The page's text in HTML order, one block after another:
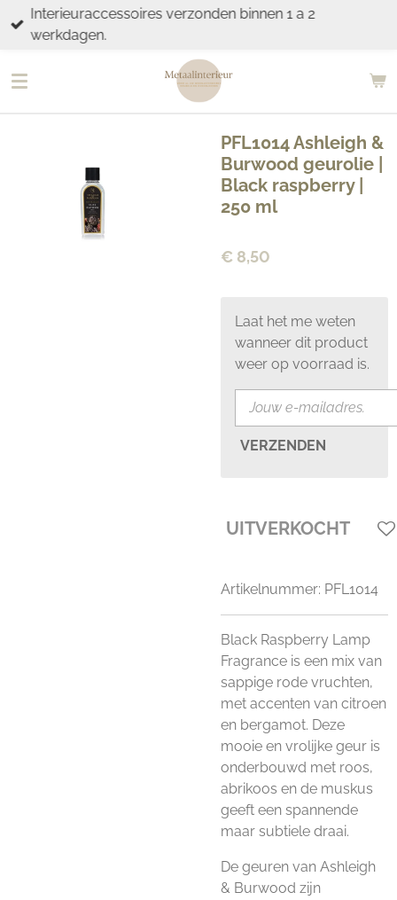
Ga
direct
de
Interieuraccessoires verzonden binnen 1 a 2
werkdagen.
PFL1014 Ashleigh &
Burwood geurolie |
Black raspberry |
250 ml
€ 8,50
Laat het me weten
wanneer dit product
weer op voorraad is.
VERZENDEN
UITVERKOCHT
Artikelnummer: PFL1014
Black Raspberry Lamp
Fragrance is een mix van
sappige rode vruchten,
met accenten van citroen
en bergamot. Deze
mooie en vrolijke geur is
onderbouwd met roos,
abrikoos en de muskus
geeft een spannende
maar subtiele draai.
De geuren van Ashleigh
& Burwood zijn